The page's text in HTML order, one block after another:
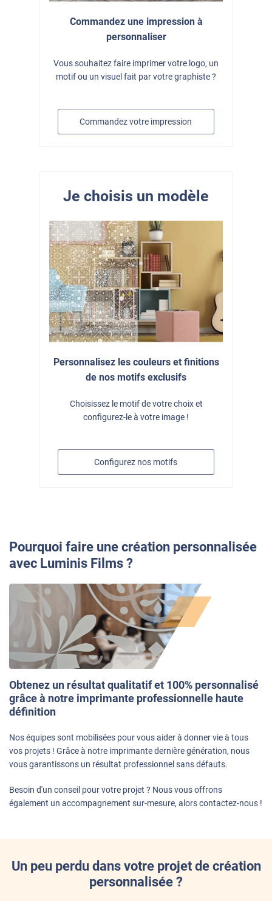
Commandez une impression à
personnaliser
Vous souhaitez faire imprimer votre logo, un
motif ou un visuel fait par votre graphiste ?
Commandez votre impression
Je choisis un modèle
Personnalisez les couleurs et finitions
de nos motifs exclusifs
Choisissez le motif de votre choix et
configurez-le à votre image !
Configurez nos motifs
Pourquoi faire une création personnalisée
avec Luminis Films ?
Obtenez un résultat qualitatif et 100% personnalisé
grâce à notre imprimante professionnelle haute
définition
Nos équipes sont mobilisées pour vous aider à donner vie à tous
vos projets ! Grâce à notre imprimante dernière génération, nous
vous garantissons un résultat professionnel sans défauts.
Besoin d'un conseil pour votre projet ? Nous vous offrons
également un accompagnement sur-mesure, alors contactez-nous !
Un peu perdu dans votre projet de création
personnalisée ?